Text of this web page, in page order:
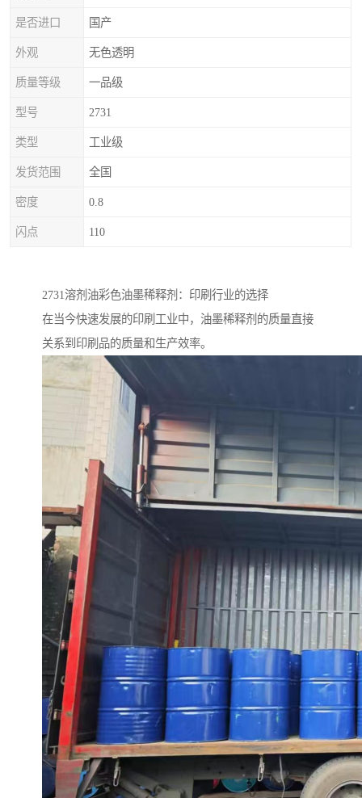
是否进口 国产
外观 无色透明
质量等级 一品级
型号 2731
类型 工业级
发货范围 全国
密度 0.8
闪点 110
2731溶剂油彩色油墨稀释剂：印刷行业的选择
在当今快速发展的印刷工业中，油墨稀释剂的质量直接
关系到印刷品的质量和生产效率。